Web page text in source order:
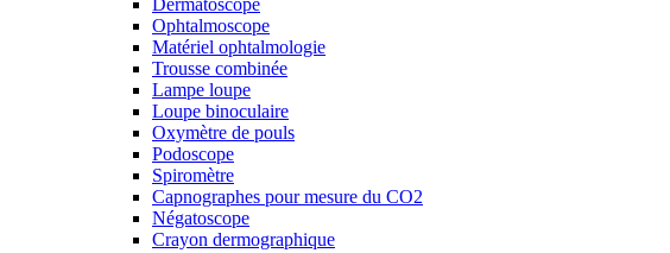
Dermatoscope
Ophtalmoscope
Matériel ophtalmologie
Trousse combinée
Lampe loupe
Loupe binoculaire
Oxymètre de pouls
Podoscope
Spiromètre
Capnographes pour mesure du CO2
Négatoscope
Crayon dermographique